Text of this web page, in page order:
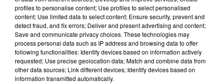
profiles to personalise content; Use profiles to select personalised
content; Use limited data to select content; Ensure security, prevent and
detect fraud, and fix errors; Deliver and present advertising and content;
Save and communicate privacy choices. These technologies may
process personal data such as IP address and browsing data to offer
following functionalities: Identify devices based on information actively
requested; Use precise geolocation data; Match and combine data from
other data sources; Link different devices; Identify devices based on
information transmitted automatically.